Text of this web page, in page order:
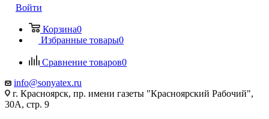
Войти
Корзина0
Избранные товары0
Сравнение товаров0
info@sonyatex.ru
г. Красноярск, пр. имени газеты "Красноярский Рабочий",
30А, стр. 9